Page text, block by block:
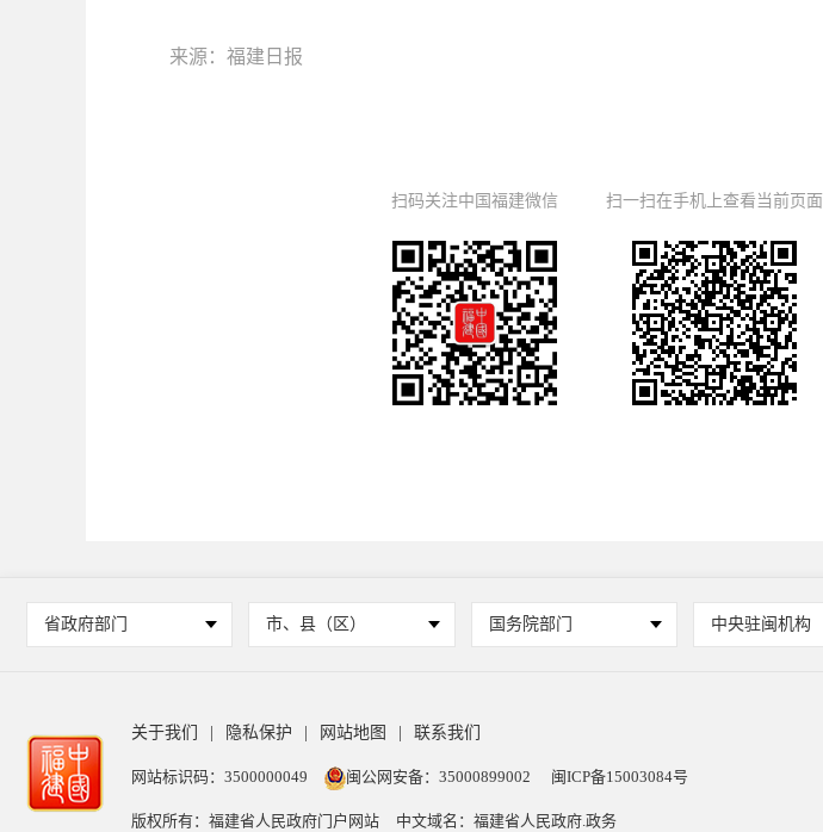
来源：福建日报
扫码关注中国福建微信 扫一扫在手机上查看当前页面
省政府部门 市、县（区） 国务院部门 中央驻闽机构
关于我们 隐私保护 网站地图 联系我们
网站标识码：3500000049 闽公网安备：35000899002 闽ICP备15003084号
版权所有：福建省人民政府门户网站 中文域名：福建省人民政府.政务